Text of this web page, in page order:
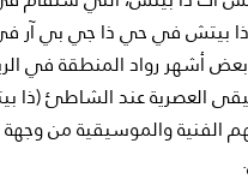
ذا بيتش في حي ذا جي بي آر
أشهر رواد المنطقة في
العصرية عند الشاطئ (ذا
الفنية والموسيقية من